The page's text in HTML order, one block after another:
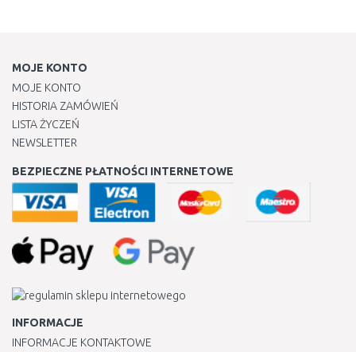
MOJE KONTO
MOJE KONTO
HISTORIA ZAMÓWIEŃ
LISTA ŻYCZEŃ
NEWSLETTER
BEZPIECZNE PŁATNOŚCI INTERNETOWE
INFORMACJE
INFORMACJE KONTAKTOWE